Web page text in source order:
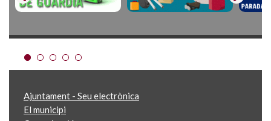
Ajuntament - Seu electrònica
El municipi